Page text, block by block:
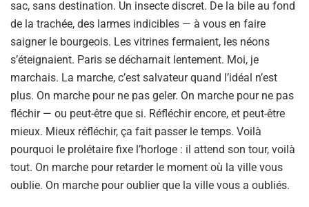
sac, sans destination. Un insecte discret. De la bile au fond
de la trachée, des larmes indicibles — à vous en faire
saigner le bourgeois. Les vitrines fermaient, les néons
s’éteignaient. Paris se décharnait lentement. Moi, je
marchais. La marche, c’est salvateur quand l’idéal n’est
plus. On marche pour ne pas geler. On marche pour ne pas
fléchir — ou peut-être que si. Réfléchir encore, et peut-être
mieux. Mieux réfléchir, ça fait passer le temps. Voilà
pourquoi le prolétaire fixe l’horloge : il attend son tour, voilà
tout. On marche pour retarder le moment où la ville vous
oublie. On marche pour oublier que la ville vous a oubliés.